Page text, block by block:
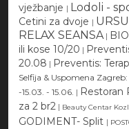
vježbanje | Lodoli -
Cetini za dvoje |
RELAX SEANSA |
ili kose 10/20 |
20.08 | Preventis:
Selfija & Uspomena
-15.03. - 15.06. | Restoran
za 2 br2 | Beauty Centar
GODIMENT- Split |